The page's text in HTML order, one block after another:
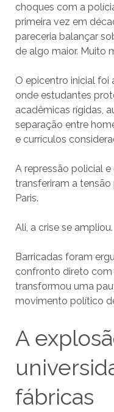
choques com a
primeira vez em
pareceria balançar
de algo maior. Muito
O epicentro inicial foi
onde estudantes
acadêmicas rígidas,
separação entre
e currículos
A repressão policial
transferiram a
Paris.
Ali, a crise se ampliou.
Barricadas foram
confronto direto com
transformou uma
movimento político
A
fábricas